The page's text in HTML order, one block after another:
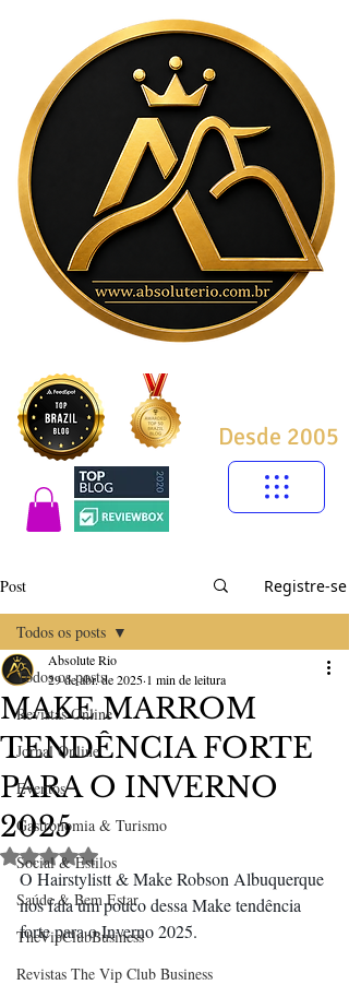
Desde 2005
Post Registre-se
Todos os posts
Revistas Online
Jornal Online
Eventos
Gastronomia & Turismo
Social & Estilos
Saúde & Bem Estar
TheVipClubBusiness
Revistas The Vip Club Business
Todos os posts
MAKE MARROM
TENDÊNCIA FORTE
PARA O INVERNO
2025
Absolute Rio
29 de abr. de 2025 1 min de leitura
Avaliado com NaN de 5 estrelas.
O Hairstylistt & Make Robson Albuquerque
nos fala um pouco dessa Make tendência
forte para o Inverno 2025.